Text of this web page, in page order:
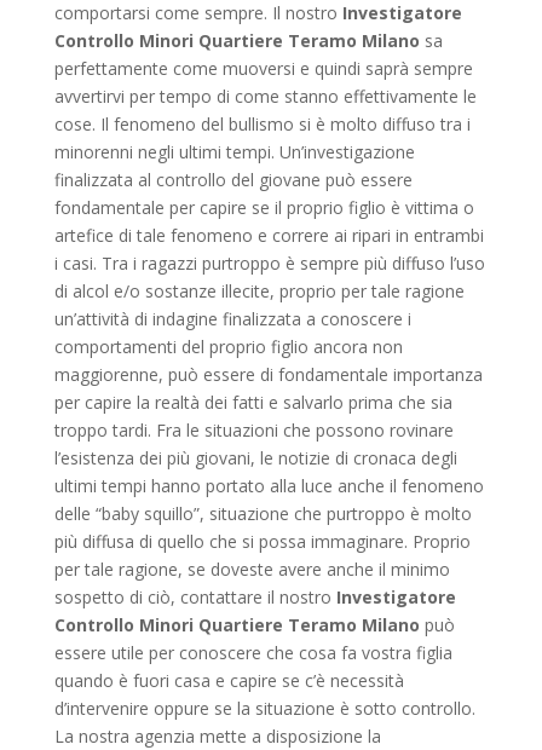
comportarsi come sempre. Il nostro Investigatore
Controllo Minori Quartiere Teramo Milano sa
perfettamente come muoversi e quindi saprà sempre
avvertirvi per tempo di come stanno effettivamente le
cose. Il fenomeno del bullismo si è molto diffuso tra i
minorenni negli ultimi tempi. Un’investigazione
finalizzata al controllo del giovane può essere
fondamentale per capire se il proprio figlio è vittima o
artefice di tale fenomeno e correre ai ripari in entrambi
i casi. Tra i ragazzi purtroppo è sempre più diffuso l’uso
di alcol e/o sostanze illecite, proprio per tale ragione
un’attività di indagine finalizzata a conoscere i
comportamenti del proprio figlio ancora non
maggiorenne, può essere di fondamentale importanza
per capire la realtà dei fatti e salvarlo prima che sia
troppo tardi. Fra le situazioni che possono rovinare
l’esistenza dei più giovani, le notizie di cronaca degli
ultimi tempi hanno portato alla luce anche il fenomeno
delle “baby squillo”, situazione che purtroppo è molto
più diffusa di quello che si possa immaginare. Proprio
per tale ragione, se doveste avere anche il minimo
sospetto di ciò, contattare il nostro Investigatore
Controllo Minori Quartiere Teramo Milano può
essere utile per conoscere che cosa fa vostra figlia
quando è fuori casa e capire se c’è necessità
d’intervenire oppure se la situazione è sotto controllo.
La nostra agenzia mette a disposizione la